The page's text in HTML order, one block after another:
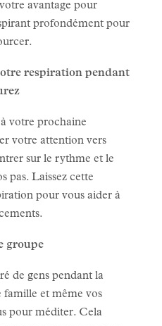
avantage pour
profondément pour
respiration pendant
votre prochaine
votre attention vers
sur le rythme et le
pas. Laissez cette
pour vous aider à
groupe
de gens pendant la
famille et même vos
pour méditer. Cela